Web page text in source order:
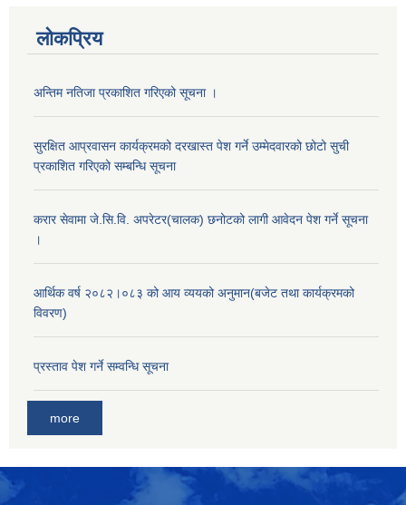
लोकप्रिय
अन्तिम नतिजा प्रकाशित गरिएको सूचना ।
सुरक्षित आप्रवासन कार्यक्रमको दरखास्त पेश गर्ने उम्मेदवारको छोटो सुची
प्रकाशित गरिएको सम्बन्धि सूचना
करार सेवामा जे.सि.वि. अपरेटर(चालक) छनोटको लागी आवेदन पेश गर्ने सूचना
।
आर्थिक वर्ष २०८२।०८३ को आय व्ययको अनुमान(बजेट तथा कार्यक्रमको
विवरण)
प्रस्ताव पेश गर्ने सम्वन्धि सूचना
more